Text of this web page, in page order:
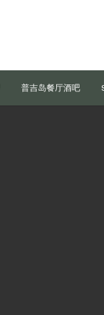
普吉岛餐厅酒吧